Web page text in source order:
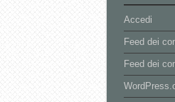
Accedi
Feed dei
Feed dei